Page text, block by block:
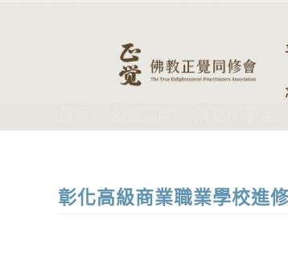
彰化高級商業職業學校進